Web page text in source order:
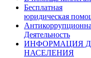
Бесплатная
юридическая
Деятельность
ИНФОРМАЦИЯ
НАСЕЛЕНИЯ